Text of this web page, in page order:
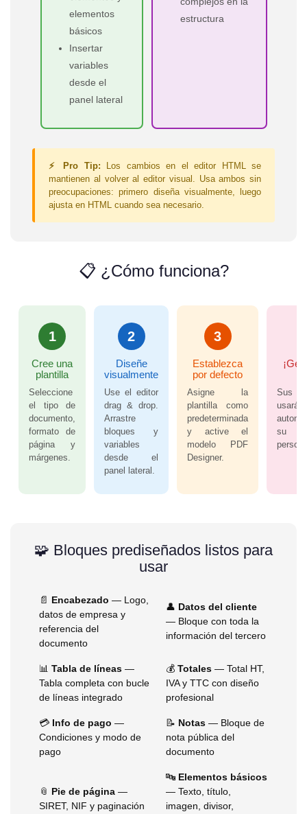
elementos
básicos
Insertar
variables
desde el
panel lateral
estructura
⚡ Pro Tip: Los cambios en el editor HTML se
mantienen al volver al editor visual. Usa ambos sin
preocupaciones: primero diseña visualmente, luego
ajusta en HTML cuando sea necesario.
📋 ¿Cómo funciona?
1
Cree una
plantilla
Seleccione
el tipo de
documento,
formato de
página y
márgenes.
2
Diseñe
visualmente
Use el editor
drag & drop.
Arrastre
bloques y
variables
desde el
panel lateral.
3
Establezca
por defecto
Asigne la
plantilla como
predeterminada
y active el
modelo PDF
Designer.
Sus
usarán
su
🧩 Bloques prediseñados listos para
usar
📄 Encabezado — Logo,
datos de empresa y
referencia del
documento
👤 Datos del cliente
— Bloque con toda la
información del tercero
📊 Tabla de líneas —
Tabla completa con bucle
de líneas integrado
💰 Totales — Total HT,
IVA y TTC con diseño
profesional
💳 Info de pago —
Condiciones y modo de
pago
📝 Notas — Bloque de
nota pública del
documento
📎 Pie de página —
SIRET, NIF y paginación
🔤 Elementos básicos
— Texto, título,
imagen, divisor,